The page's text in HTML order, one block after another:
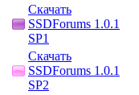
Скачать
SSDForums 1.0.1
SP1
Скачать
SSDForums 1.0.1
SP2